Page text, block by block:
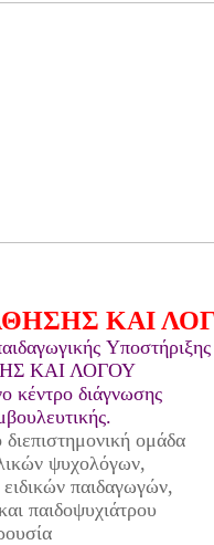
ΚΑΙ
Υποστήριξης
ΚΑΙ ΛΟΓΟΥ
κέντρο διάγνωσης
ομάδα
ψυχολόγων,
παιδαγωγών,
παιδοψυχιάτρου